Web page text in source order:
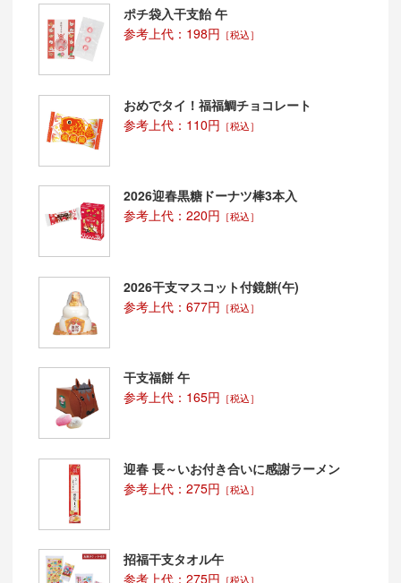
ポチ袋入干支飴 午
参考上代：198円 ［税込］
おめでタイ！福福鯛チョコレート
参考上代：110円 ［税込］
2026迎春黒糖ドーナツ棒3本入
参考上代：220円 ［税込］
2026干支マスコット付鏡餅(午)
参考上代：677円 ［税込］
干支福餅 午
参考上代：165円 ［税込］
迎春 長～いお付き合いに感謝ラーメン
参考上代：275円 ［税込］
招福干支タオル午
参考上代：275円 ［税込］